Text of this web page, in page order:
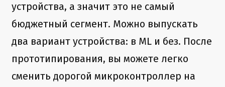
устройства, а значит это не самый
бюджетный сегмент. Можно выпускать
два вариант устройства: в ML и без. После
прототипирования, вы можете легко
сменить дорогой микроконтроллер на